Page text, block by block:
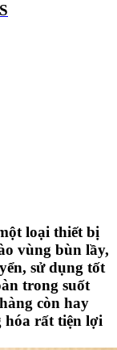
loại thiết bị
vùng bùn lầy,
sử dụng tốt
trong suốt
còn hay
hóa rất tiện lợi